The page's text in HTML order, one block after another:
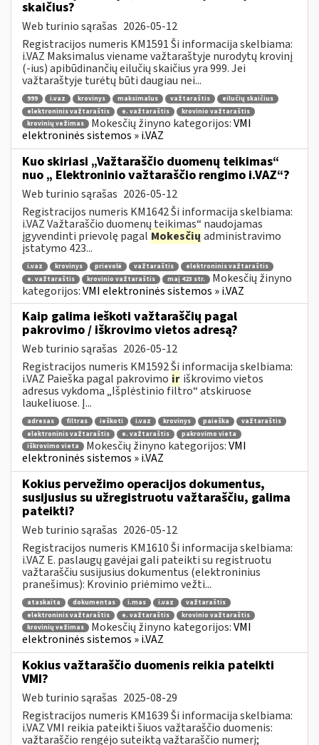
skaičius?
Web turinio sąrašas 2026-05-12
Registracijos numeris KM1591 Ši informacija skelbiama:
i.VAZ Maksimalus viename važtaraštyje nurodytų krovinį
(-ius) apibūdinančių eilučių skaičius yra 999. Jei
važtaraštyje turėtų būti daugiau nei...
999 i.vaz krovinys maksimalus važtaraštis
eilučių skaičius
elektroninis važtaraštis
e. važtaraštis
krovinio važtaraštis
krovinių vežimas
Mokesčių žinyno kategorijos:VMI
elektroninės sistemos » i.VAZ
Kuo skiriasi „Važtaraščio duomenų teikimas“
nuo „ Elektroninio važtaraščio rengimo i.VAZ“?
Web turinio sąrašas 2026-05-12
Registracijos numeris KM1642 Ši informacija skelbiama:
i.VAZ Važtaraščio duomenų teikimas“ naudojamas
įgyvendinti prievolę pagal Mokesčių administravimo
įstatymo 423...
i.vaz krovinys prievolė važtaraštis
elektroninis važtaraštis
e. važtaraštis
krovinio važtaraštis maį 423 str.
Mokesčių žinyno
kategorijos:VMI elektroninės sistemos » i.VAZ
Kaip galima ieškoti važtaraščių pagal
pakrovimo / iškrovimo vietos adresą?
Web turinio sąrašas 2026-05-12
Registracijos numeris KM1592 Ši informacija skelbiama:
i.VAZ Paieška pagal pakrovimo ir iškrovimo vietos
adresus vykdoma „Išplėstinio filtro“ atskiruose
laukeliuose. Į...
adresas filtras ieškoti i.vaz krovinys paieška
važtaraštis
elektroninis važtaraštis
e. važtaraštis
pakrovimo vieta
iškrovimo vieta
Mokesčių žinyno kategorijos:VMI
elektroninės sistemos » i.VAZ
Kokius pervežimo operacijos dokumentus,
susijusius su užregistruotu važtaraščiu, galima
pateikti?
Web turinio sąrašas 2026-05-12
Registracijos numeris KM1610 Ši informacija skelbiama:
i.VAZ E. paslaugų gavėjai gali pateikti su registruotu
važtaraščiu susijusius dokumentus (elektroninius
pranešimus): Krovinio priėmimo vežti...
ataskaita dokumentas i.mas i.vaz
važtaraštis
elektroninis važtaraštis
e. važtaraštis
krovinio važtaraštis
krovinių vežimas
Mokesčių žinyno kategorijos:VMI
elektroninės sistemos » i.VAZ
Kokius važtaraščio duomenis reikia pateikti
VMI?
Web turinio sąrašas 2025-08-29
Registracijos numeris KM1639 Ši informacija skelbiama:
i.VAZ VMI reikia pateikti šiuos važtaraščio duomenis:
važtaraščio rengėjo suteiktą važtaraščio numerį;